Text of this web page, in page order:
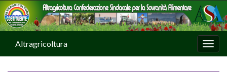
Altragricoltura